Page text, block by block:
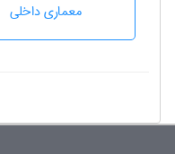
معماری داخلی